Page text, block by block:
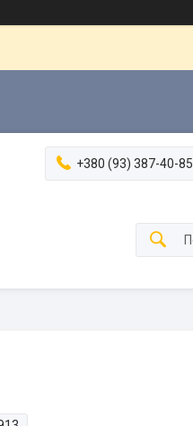
+380 (93) 387-40-85